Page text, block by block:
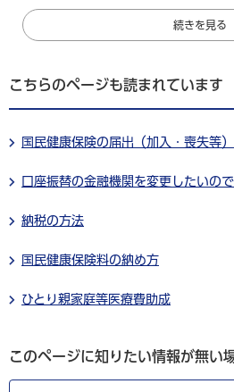
続きを見る
こちらのページも読まれています
国民健康保険の届出（加入・喪失等）
口座振替の金融機関を変更したいの
納税の方法
国民健康保険料の納め方
ひとり親家庭等医療費助成
このページに知りたい情報が無い